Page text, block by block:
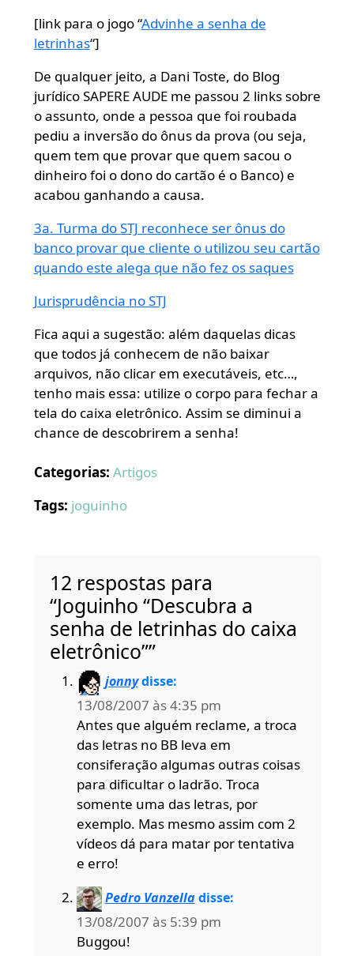
[link para o jogo “Advinhe a senha de
letrinhas“]
De qualquer jeito, a Dani Toste, do Blog
jurídico SAPERE AUDE me passou 2 links sobre
o assunto, onde a pessoa que foi roubada
pediu a inversão do ônus da prova (ou seja,
quem tem que provar que quem sacou o
dinheiro foi o dono do cartão é o Banco) e
acabou ganhando a causa.
3a. Turma do STJ reconhece ser ônus do
banco provar que cliente o utilizou seu cartão
quando este alega que não fez os saques
Jurisprudência no STJ
Fica aqui a sugestão: além daquelas dicas
que todos já conhecem de não baixar
arquivos, não clicar em executáveis, etc…,
tenho mais essa: utilize o corpo para fechar a
tela do caixa eletrônico. Assim se diminui a
chance de descobrirem a senha!
Categorias: Artigos
Tags: joguinho
12 respostas para
“Joguinho “Descubra a
senha de letrinhas do caixa
eletrônico””
jonny disse:
13/08/2007 às 4:35 pm
Antes que alguém reclame, a troca
das letras no BB leva em
consiferação algumas outras coisas
para dificultar o ladrão. Troca
somente uma das letras, por
exemplo. Mas mesmo assim com 2
vídeos dá para matar por tentativa
e erro!
Pedro Vanzella disse:
13/08/2007 às 5:39 pm
Buggou!